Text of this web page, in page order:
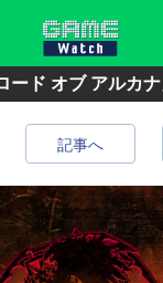
ド オブ アルカナ
記事へ